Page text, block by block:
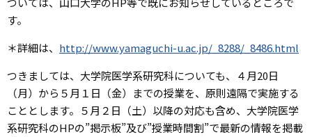
す。
＊詳細は、 http://www.yamaguchi-u.ac.jp/_8288/_8486.html
つきましては、大学院医学系研究科についても、４月20日
（月）から５月１日（金）までの授業を、原則遠隔で実施する
こととします。５月２日（土）以降の対応も含め、大学院医学
系研究科のHPの”掲示板”及び”授業時間割”で最新の情報を掲載